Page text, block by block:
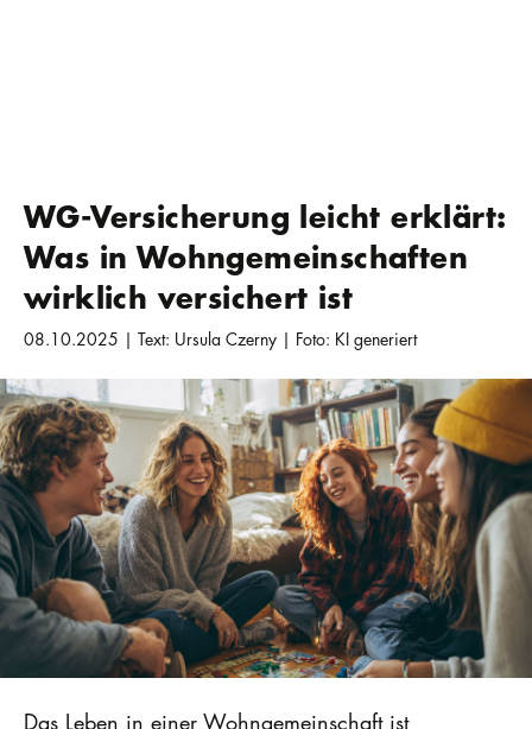
WG-Versicherung leicht erklärt:
Was in Wohngemeinschaften
wirklich versichert ist
08.10.2025 | Text: Ursula Czerny | Foto: KI generiert
Das Leben in einer Wohngemeinschaft ist